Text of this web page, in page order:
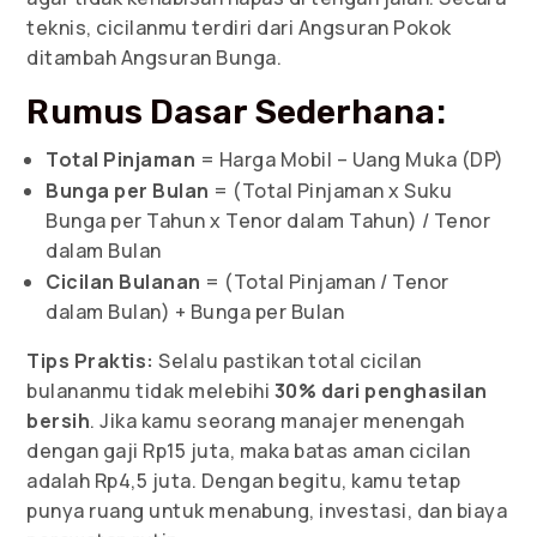
teknis, cicilanmu terdiri dari Angsuran Pokok
ditambah Angsuran Bunga.
Rumus Dasar Sederhana:
Total Pinjaman = Harga Mobil – Uang Muka (DP)
Bunga per Bulan = (Total Pinjaman x Suku
Bunga per Tahun x Tenor dalam Tahun) / Tenor
dalam Bulan
Cicilan Bulanan = (Total Pinjaman / Tenor
dalam Bulan) + Bunga per Bulan
Tips Praktis: Selalu pastikan total cicilan
bulananmu tidak melebihi 30% dari penghasilan
bersih. Jika kamu seorang manajer menengah
dengan gaji Rp15 juta, maka batas aman cicilan
adalah Rp4,5 juta. Dengan begitu, kamu tetap
punya ruang untuk menabung, investasi, dan biaya